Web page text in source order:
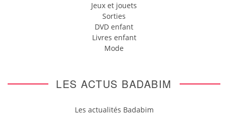
Jeux et jouets
Sorties
DVD enfant
Livres enfant
Mode
LES ACTUS BADABIM
Les actualités Badabim